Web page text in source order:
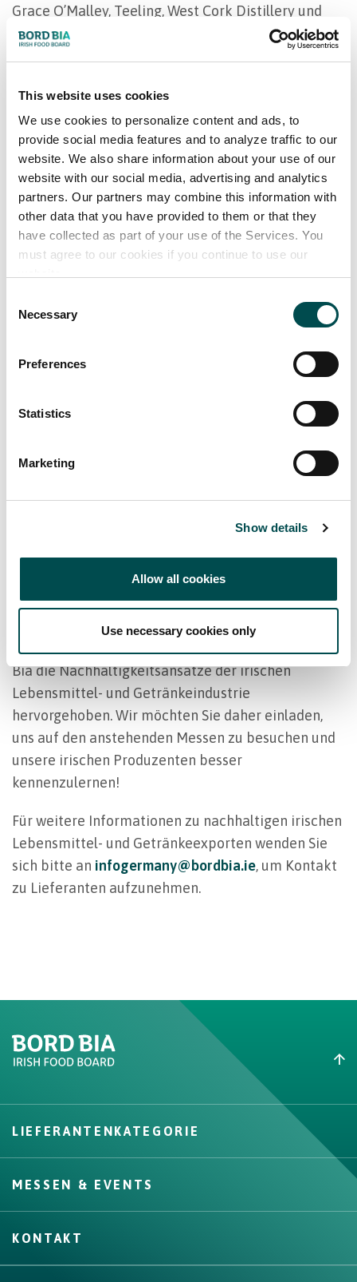
This website uses cookies
We use cookies to personalize content and ads, to
provide social media features and to analyze traffic to our
website. We also share information about your use of our
website with our social media, advertising and analytics
partners. Our partners may combine this information with
other data that you have provided to them or that they
have collected as part of your use of the Services. You
must agree to our cookies if you continue to use our
Selection
Necessary
Preferences
Statistics
Marketing
Show details
Allow all cookies
Use necessary cookies only
Grace O’Malley, Teeling, West Cork Distillery und
viele andere.
Die Biofach ist die Weltleitmesse für Bio-
Lebensmittel und findet vom 26. bis zum 29. Juli in
der Messe Nürnberg statt. Hierbei handelt es sich
um eine Summer Edition der Biofach. Sie wird als
Hybridveranstaltung durchgeführt, also sowohl in
Unser dynamischer irischer Stand hat bei
vorherigen Messen sehr erfolgreich die
Aufmerksamkeit der Kunden auf sich gezogen. Und,
was noch wichtiger ist: Er hat durch die
Anwesenheit irischer Hersteller am Stand von Bord
Bia die Nachhaltigkeitsansätze der irischen
Lebensmittel- und Getränkeindustrie
hervorgehoben. Wir möchten Sie daher einladen,
uns auf den anstehenden Messen zu besuchen und
unsere irischen Produzenten besser
kennenzulernen!
Für weitere Informationen zu nachhaltigen irischen
Lebensmittel- und Getränkeexporten wenden Sie
sich bitte an infogermany@bordbia.ie, um Kontakt
zu Lieferanten aufzunehmen.
Create New List
Create
LIEFERANTENKATEGORIE
MESSEN & EVENTS
KONTAKT